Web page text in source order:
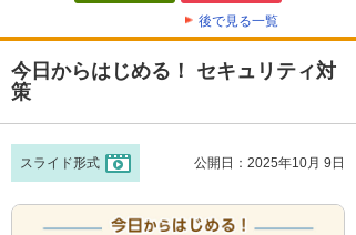
後で見る一覧
今日からはじめる！ セキュリティ対
策
スライド形式 公開日：2025年10月 9日